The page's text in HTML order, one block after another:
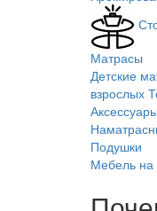
Матрасы
Детские
взрослых
Подушки
Мебель на